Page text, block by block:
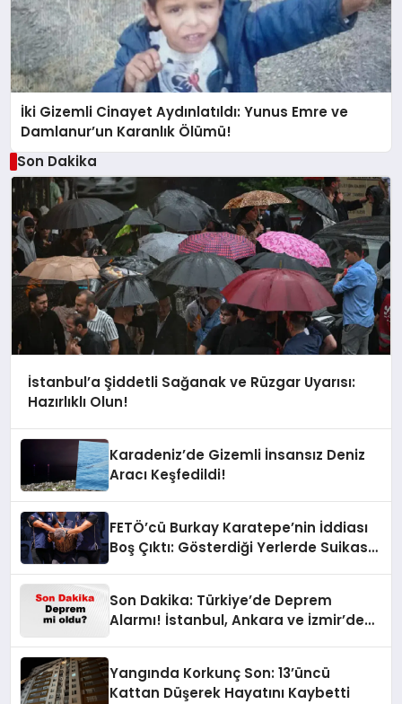
İki Gizemli Cinayet Aydınlatıldı: Yunus Emre ve
Damlanur’un Karanlık Ölümü!
Son Dakika
İstanbul’a Şiddetli Sağanak ve Rüzgar Uyarısı:
Hazırlıklı Olun!
Karadeniz’de Gizemli İnsansız Deniz
Aracı Keşfedildi!
FETÖ’cü Burkay Karatepe’nin İddiası
Boş Çıktı: Gösterdiği Yerlerde Suikast
Son Dakika: Türkiye’de Deprem
Alarmı! İstanbul, Ankara ve İzmir’de
Yangında Korkunç Son: 13’üncü
Kattan Düşerek Hayatını Kaybetti